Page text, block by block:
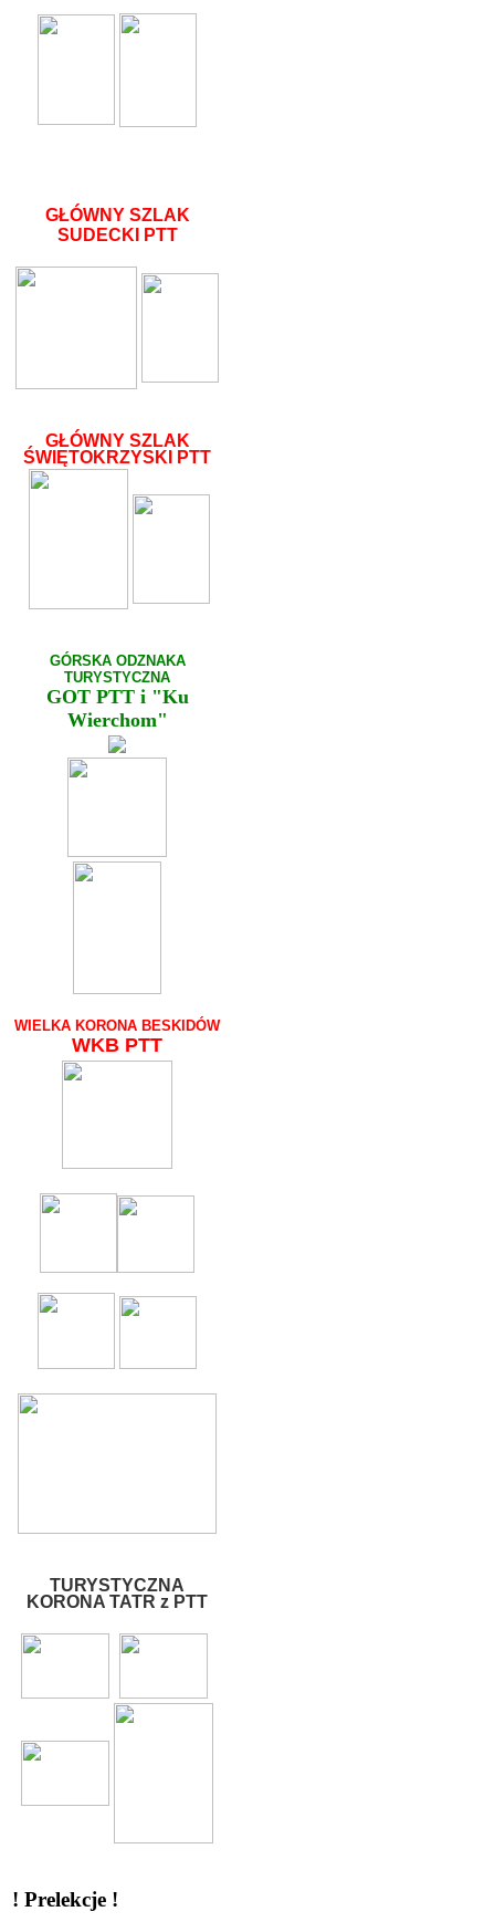
GŁÓWNY SZLAK
SUDECKI PTT
GŁÓWNY SZLAK
ŚWIĘTOKRZYSKI PTT
GÓRSKA ODZNAKA
TURYSTYCZNA
GOT PTTi "Ku
Wierchom"
WIELKA KORONA BESKIDÓW
WKB PTT
TURYSTYCZNA
KORONA TATR z PTT
! Prelekcje !